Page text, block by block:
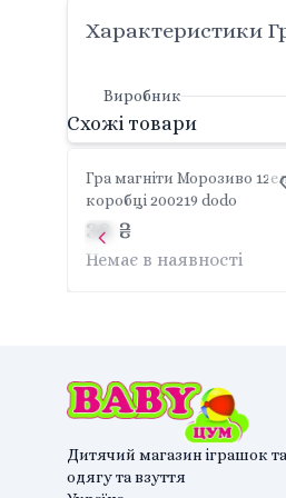
Характеристики
Виробник
Схожі товари
Гра магніти Морозиво
коробці 200219 dodo
38 ₴
Немає в наявності
Дитячий магазин іграшок
одягу та взуття